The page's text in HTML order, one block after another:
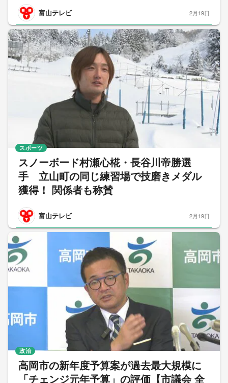
富山テレビ 2月19日
スノーボード村瀬心椛・長谷川帝勝選
手 立山町の同じ練習場で技磨きメダル
獲得！ 関係者も称賛
富山テレビ
スポーツ
2月19日
高岡市の新年度予算案が過去最大規模に
「チェンジ元年予算」の評価【市議会 全
政治